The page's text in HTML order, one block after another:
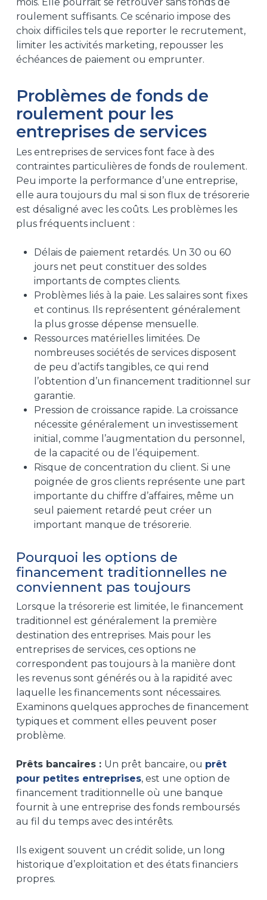
roulement suffisants. Ce scénario impose des
choix difficiles tels que reporter le recrutement,
limiter les activités marketing, repousser les
échéances de paiement ou emprunter.
Problèmes de fonds de
roulement pour les
entreprises de services
Les entreprises de services font face à des
contraintes particulières de fonds de roulement.
Peu importe la performance d’une entreprise,
elle aura toujours du mal si son flux de trésorerie
est désaligné avec les coûts. Les problèmes les
plus fréquents incluent :
Délais de paiement retardés. Un 30 ou 60
jours net peut constituer des soldes
importants de comptes clients.
Problèmes liés à la paie. Les salaires sont fixes
et continus. Ils représentent généralement
la plus grosse dépense mensuelle.
Ressources matérielles limitées. De
nombreuses sociétés de services disposent
de peu d’actifs tangibles, ce qui rend
l’obtention d’un financement traditionnel sur
garantie.
Pression de croissance rapide. La croissance
nécessite généralement un investissement
initial, comme l’augmentation du personnel,
de la capacité ou de l’équipement.
Risque de concentration du client. Si une
poignée de gros clients représente une part
importante du chiffre d’affaires, même un
seul paiement retardé peut créer un
important manque de trésorerie.
Pourquoi les options de
financement traditionnelles ne
conviennent pas toujours
Lorsque la trésorerie est limitée, le financement
traditionnel est généralement la première
destination des entreprises. Mais pour les
entreprises de services, ces options ne
correspondent pas toujours à la manière dont
les revenus sont générés ou à la rapidité avec
laquelle les financements sont nécessaires.
Examinons quelques approches de financement
typiques et comment elles peuvent poser
problème.
Prêts bancaires : Un prêt bancaire, ou prêt
pour petites entreprises, est une option de
financement traditionnelle où une banque
fournit à une entreprise des fonds remboursés
au fil du temps avec des intérêts.
Ils exigent souvent un crédit solide, un long
historique d’exploitation et des états financiers
propres.